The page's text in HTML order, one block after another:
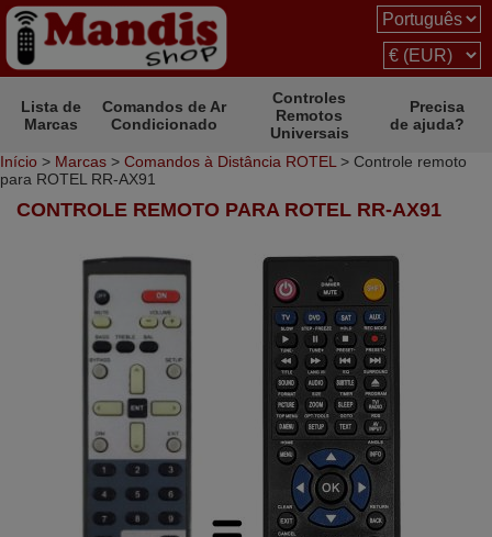
Lista de
Marcas
Comandos de Ar
Condicionado
Controles
Remotos
Universais
Precisa
de ajuda?
Início > Marcas > Comandos à Distância ROTEL > Controle remoto
para ROTEL RR-AX91
CONTROLE REMOTO PARA ROTEL RR-AX91